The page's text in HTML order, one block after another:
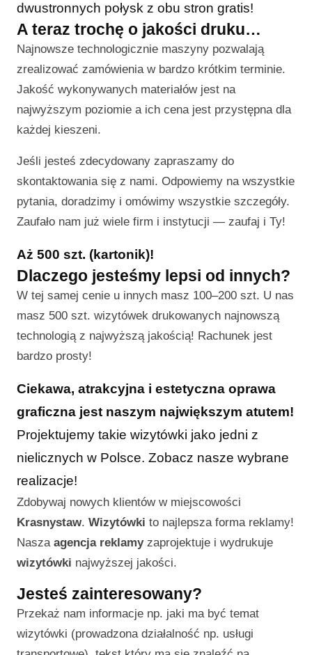
dwustronnych połysk z obu stron gratis!
A teraz trochę o jakości druku…
Najnowsze technologicznie maszyny pozwalają
zrealizować zamówienia w bardzo krótkim terminie.
Jakość wykonywanych materiałów jest na
najwyższym poziomie a ich cena jest przystępna dla
każdej kieszeni.
Jeśli jesteś zdecydowany zapraszamy do
skontaktowania się z nami. Odpowiemy na wszystkie
pytania, doradzimy i omówimy wszystkie szczegóły.
Zaufało nam już wiele firm i instytucji — zaufaj i Ty!
Aż 500 szt. (kartonik)!
Dlaczego jesteśmy lepsi od innych?
W tej samej cenie u innych masz 100–200 szt. U nas
masz 500 szt. wizytówek drukowanych najnowszą
technologią z najwyższą jakością! Rachunek jest
bardzo prosty!
Ciekawa, atrakcyjna i estetyczna oprawa
graficzna jest naszym największym atutem!
Projektujemy takie wizytówki jako jedni z
nielicznych w Polsce. Zobacz nasze wybrane
realizacje!
Zdobywaj nowych klientów w miejscowości
Krasnystaw. Wizytówki to najlepsza forma reklamy!
Nasza agencja reklamyzaprojektuje i wydrukuje
wizytówki najwyższej jakości.
Jesteś zainteresowany?
Przekaż nam informacje np. jaki ma być temat
wizytówki (prowadzona działalność np. usługi